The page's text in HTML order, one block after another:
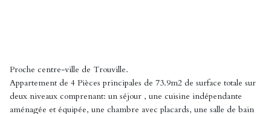
Proche centre-ville de Trouville.
Appartement de 4 Pièces principales de 73.9m2 de surface totale sur
deux niveaux comprenant: un séjour , une cuisine indépendante
aménagée et équipée, une chambre avec placards, une salle de bain